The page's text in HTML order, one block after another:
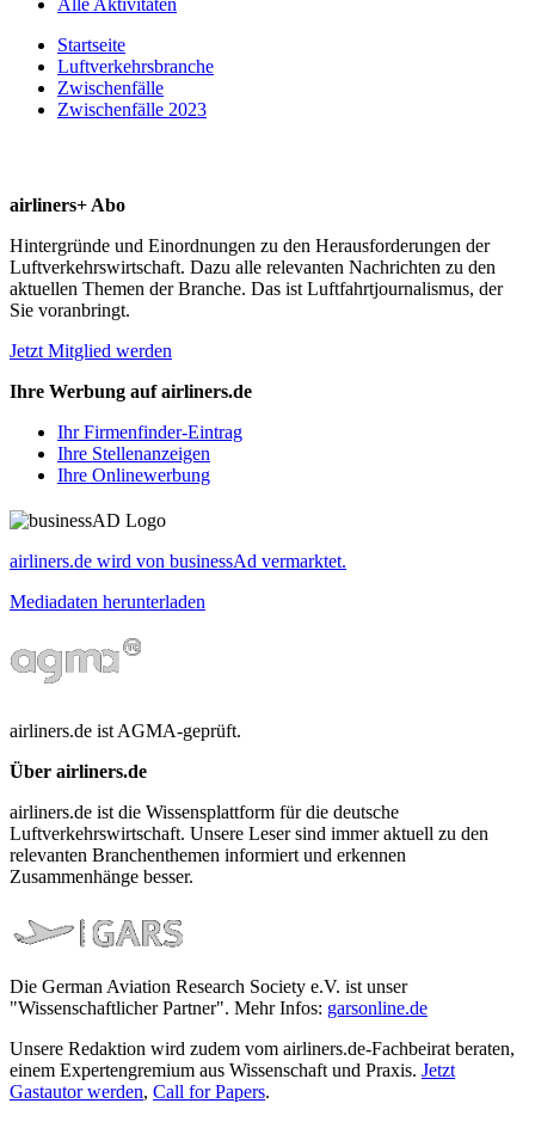
Startseite
Luftverkehrsbranche
Zwischenfälle
Zwischenfälle 2023
airliners+ Abo
Hintergründe und Einordnungen zu den Herausforderungen der
Luftverkehrswirtschaft. Dazu alle relevanten Nachrichten zu den
aktuellen Themen der Branche. Das ist Luftfahrtjournalismus, der
Sie voranbringt.
Jetzt Mitglied werden
Ihre Werbung auf airliners.de
Ihr Firmenfinder-Eintrag
Ihre Stellenanzeigen
Ihre Onlinewerbung
airliners.de wird von businessAd vermarktet.
Mediadaten herunterladen
airliners.de ist AGMA-geprüft.
Über airliners.de
airliners.de ist die Wissensplattform für die deutsche
Luftverkehrswirtschaft. Unsere Leser sind immer aktuell zu den
relevanten Branchenthemen informiert und erkennen
Zusammenhänge besser.
Die German Aviation Research Society e.V. ist unser
"Wissenschaftlicher Partner". Mehr Infos: garsonline.de
Unsere Redaktion wird zudem vom airliners.de-Fachbeirat beraten,
einem Expertengremium aus Wissenschaft und Praxis. Jetzt
Gastautor werden, Call for Papers.